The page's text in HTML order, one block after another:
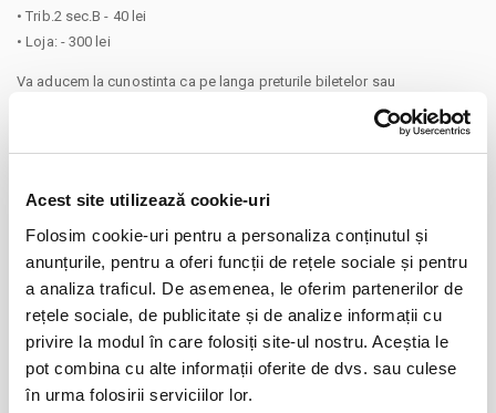
Acest site utilizează cookie-uri
Folosim cookie-uri pentru a personaliza conținutul și
anunțurile, pentru a oferi funcții de rețele sociale și pentru
a analiza traficul. De asemenea, le oferim partenerilor de
rețele sociale, de publicitate și de analize informații cu
privire la modul în care folosiți site-ul nostru. Aceștia le
pot combina cu alte informații oferite de dvs. sau culese
în urma folosirii serviciilor lor.
• Trib.2 sec.B - 40 lei
• Loja: - 300 lei
Va aducem la cunostinta ca pe langa preturile biletelor sau
abonamentelor afisate, pot exista si costuri aditionale ce trebuie
suportate de dvs., respectiv: taxe de intermediere, procesare, emitere
bilet, comisioane, cost de livrare (in cazul in care veti solicita livrarea
in care veti opta pentru incheierea unei asigurari de bilete), costuri
identificate separat in pasii comenzii.
Prin cumpararea unui bilet sau abonament de pe site-ul nostru Bilete.ro,
cumparatorul se obliga sa respecte Regulile de participare si acces la
eveniment, precum si Termenii si Conditiilesite-ului Bilete.ro
Taxe servicii aplicabile per bilet:
Taxa administrare - 1%
Taxa procesare - 2 lei
CONTINUARE
Distribuie aceasta pagina